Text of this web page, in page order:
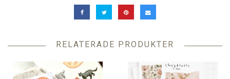
RELATERADE PRODUKTER